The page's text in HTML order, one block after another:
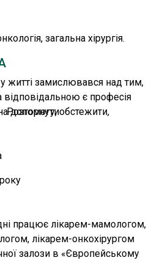
загальна хірургія.
житті замислювався над тим,
відповідальною є професія
допомогу, обстежити,
лише професіоналом своєї
поспівчуває,
онкодерматолог,
Радіологічного Центру».
онкологічних
Дехто потребує
терапії, постійного
негайної операції. Звичайна
Розгорнути
працює лікарем-мамологом,
лікарем-онкохірургом
залози в «Європейському